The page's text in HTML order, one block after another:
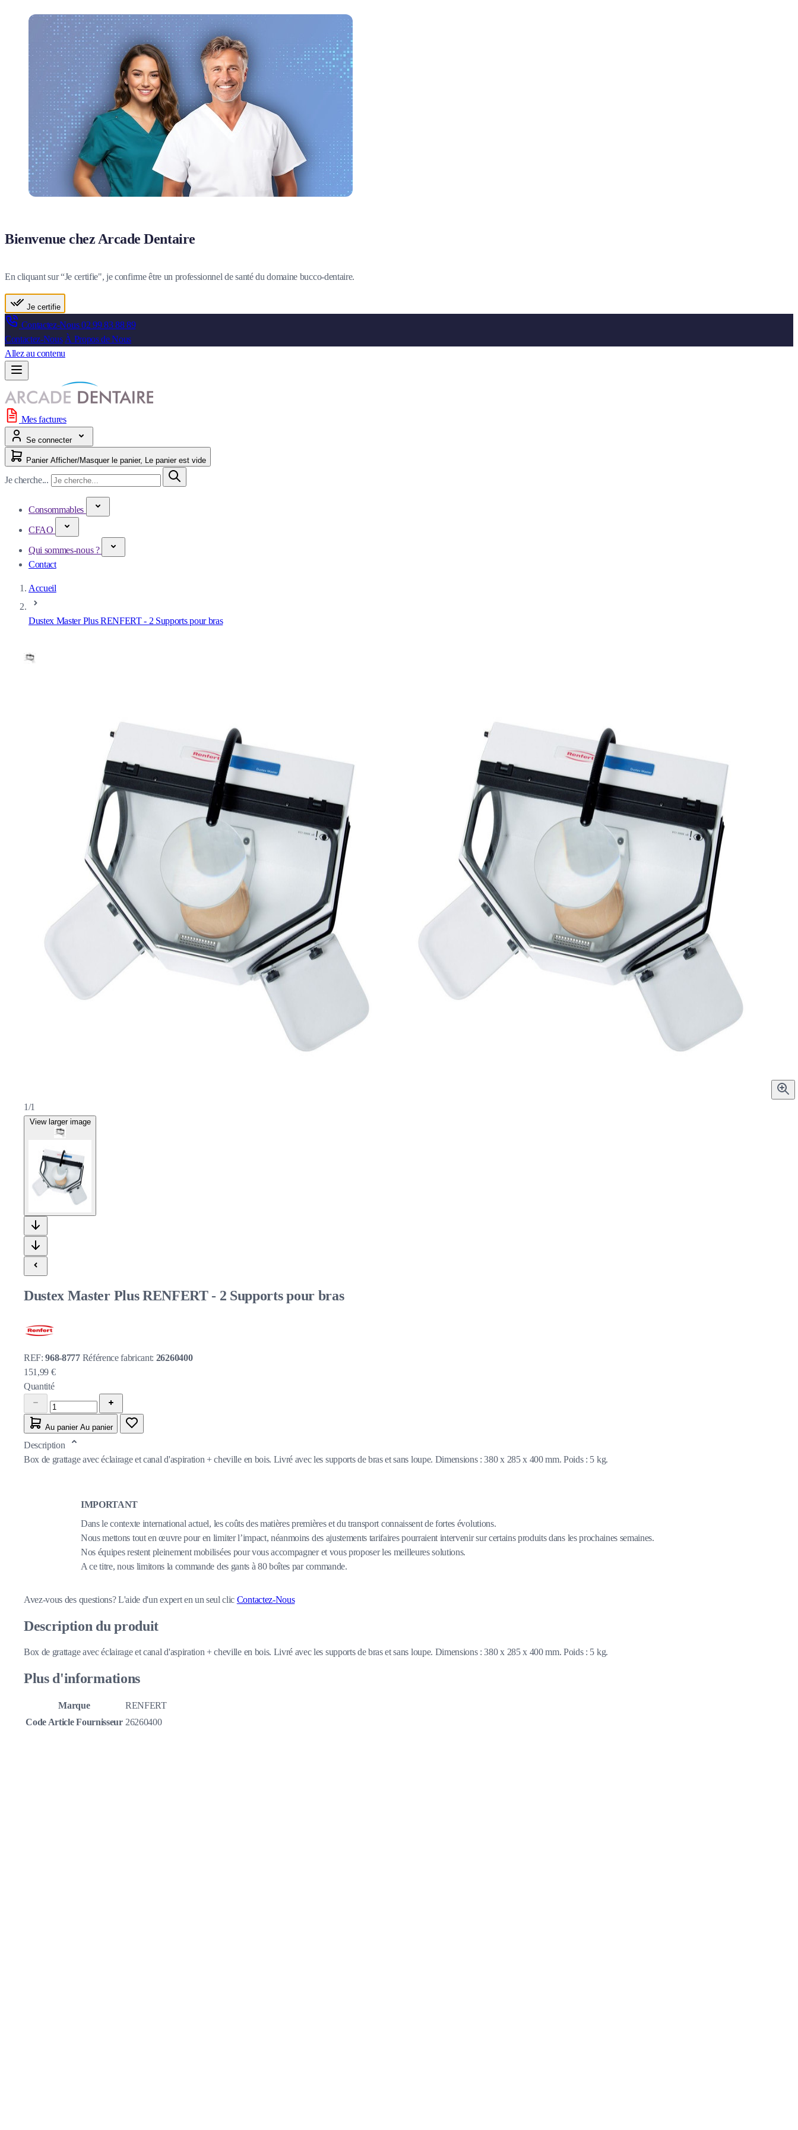
Bienvenue chez Arcade Dentaire
En cliquant sur “Je certifie", je confirme être un professionnel de santé du domaine bucco-dentaire.
Je certifie
Contactez-Nous02 99 83 88 89
Contactez-Nous À Propos de Nous
Allez au contenu
Mes factures
Se connecter
Panier Afficher/Masquer le panier, Le panier est vide
Je cherche...
Consommables
CFAO
Qui sommes-nous ?
Contact
Accueil
Dustex Master Plus RENFERT - 2 Supports pour bras
1/1
View larger image
Dustex Master Plus RENFERT - 2 Supports pour bras
REF:968-8777 Référence fabricant: 26260400
151,99 €
Quantité
Au panier Au panier
Description
Box de grattage avec éclairage et canal d'aspiration + cheville en bois. Livré avec les supports de bras et sans loupe. Dimensions : 380 x 285 x 400 mm. Poids : 5 kg.
IMPORTANT
Dans le contexte international actuel, les coûts des matières premières et du transport connaissent de fortes évolutions.
Nous mettons tout en œuvre pour en limiter l’impact, néanmoins des ajustements tarifaires pourraient intervenir sur certains produits dans les prochaines semaines.
Nos équipes restent pleinement mobilisées pour vous accompagner et vous proposer les meilleures solutions.
A ce titre, nous limitons la commande des gants à 80 boîtes par commande.
Avez-vous des questions?L'aide d'un expert en un seul clic Contactez-Nous
Description du produit
Box de grattage avec éclairage et canal d'aspiration + cheville en bois. Livré avec les supports de bras et sans loupe. Dimensions : 380 x 285 x 400 mm. Poids : 5 kg.
Plus d'informations
Marque
RENFERT
Code Article Fournisseur 26260400